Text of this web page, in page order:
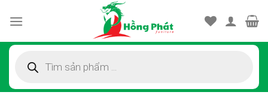
kiếm